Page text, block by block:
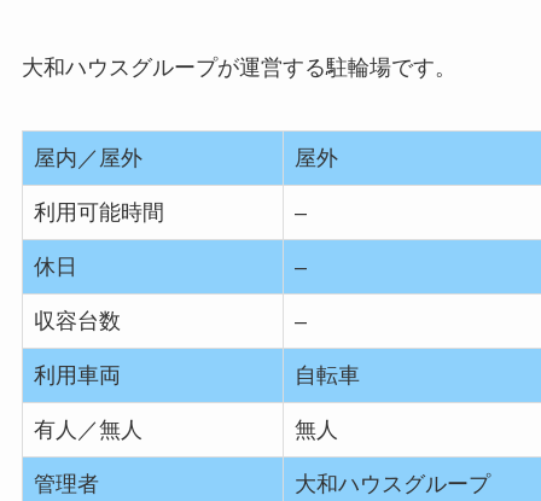
大和ハウスグループが運営する駐輪場です。
屋内／屋外 屋外
利用可能時間 –
休日 –
収容台数 –
利用車両 自転車
有人／無人 無人
管理者 大和ハウスグループ